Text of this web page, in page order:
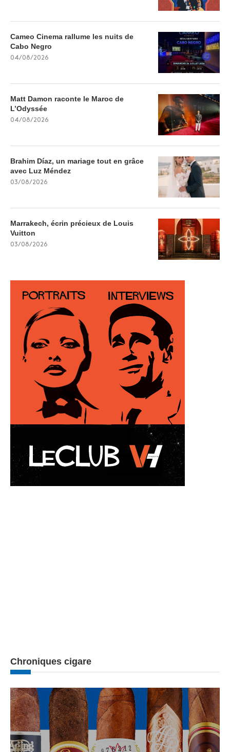
Cameo Cinema rallume les nuits de
Cabo Negro
04/08/2026
Matt Damon raconte le Maroc de
L’Odyssée
04/08/2026
Brahim Díaz, un mariage tout en grâce
avec Luz Méndez
03/08/2026
Marrakech, écrin précieux de Louis
Vuitton
03/08/2026
Chroniques cigare